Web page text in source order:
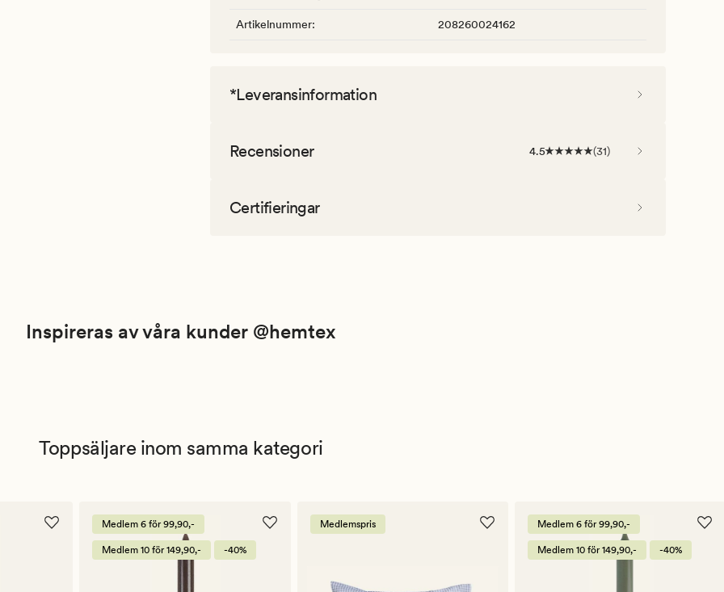
Artikelnummer: 208260024162
*Leveransinformation
Recensioner 4.5 (31)
Certifieringar
Inspireras av våra kunder @hemtex
Toppsäljare inom samma kategori
Medlem 6 för 99,90,-
Medlem 10 för 149,90,- -40%
Medlemspris Medlem 6 för 99,90,-
Medlem 10 för 149,90,- -40%